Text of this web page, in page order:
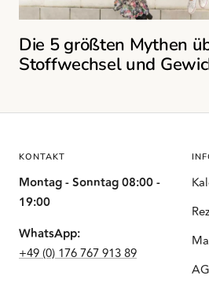
Die 5 größten Mythen
Stoffwechsel und
KONTAKT
Montag - Sonntag 08:00 -
19:00
WhatsApp:
+49 (0) 176 767 913 89